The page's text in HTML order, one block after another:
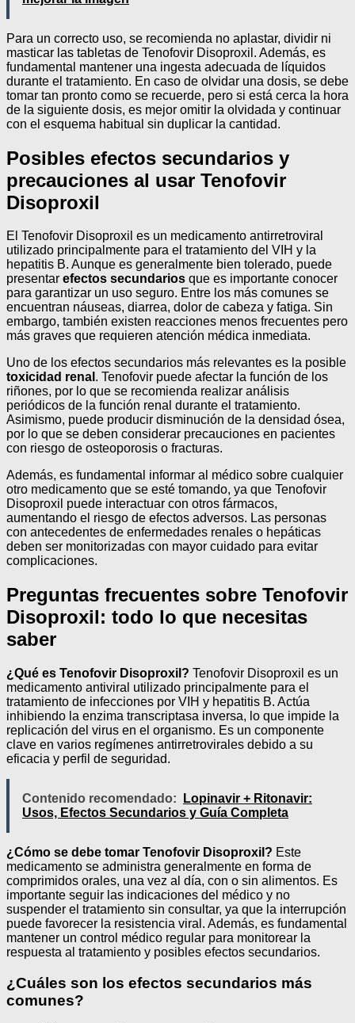
Para un correcto uso, se recomienda no aplastar, dividir ni
masticar las tabletas de Tenofovir Disoproxil. Además, es
fundamental mantener una ingesta adecuada de líquidos
durante el tratamiento. En caso de olvidar una dosis, se debe
tomar tan pronto como se recuerde, pero si está cerca la hora
de la siguiente dosis, es mejor omitir la olvidada y continuar
con el esquema habitual sin duplicar la cantidad.
Posibles efectos secundarios y
precauciones al usar Tenofovir
Disoproxil
El Tenofovir Disoproxil es un medicamento antirretroviral
utilizado principalmente para el tratamiento del VIH y la
hepatitis B. Aunque es generalmente bien tolerado, puede
presentar efectos secundarios que es importante conocer
para garantizar un uso seguro. Entre los más comunes se
encuentran náuseas, diarrea, dolor de cabeza y fatiga. Sin
embargo, también existen reacciones menos frecuentes pero
más graves que requieren atención médica inmediata.
Uno de los efectos secundarios más relevantes es la posible
toxicidad renal . Tenofovir puede afectar la función de los
riñones, por lo que se recomienda realizar análisis
periódicos de la función renal durante el tratamiento.
Asimismo, puede producir disminución de la densidad ósea,
por lo que se deben considerar precauciones en pacientes
con riesgo de osteoporosis o fracturas.
Además, es fundamental informar al médico sobre cualquier
otro medicamento que se esté tomando, ya que Tenofovir
Disoproxil puede interactuar con otros fármacos,
aumentando el riesgo de efectos adversos. Las personas
con antecedentes de enfermedades renales o hepáticas
deben ser monitorizadas con mayor cuidado para evitar
complicaciones.
Preguntas frecuentes sobre Tenofovir
Disoproxil: todo lo que necesitas
saber
¿Qué es Tenofovir Disoproxil? Tenofovir Disoproxil es un
medicamento antiviral utilizado principalmente para el
tratamiento de infecciones por VIH y hepatitis B. Actúa
inhibiendo la enzima transcriptasa inversa, lo que impide la
replicación del virus en el organismo. Es un componente
clave en varios regímenes antirretrovirales debido a su
eficacia y perfil de seguridad.
Contenido recomendado:
Lopinavir + Ritonavir:
Usos, Efectos Secundarios y Guía Completa
¿Cómo se debe tomar Tenofovir Disoproxil? Este
medicamento se administra generalmente en forma de
comprimidos orales, una vez al día, con o sin alimentos. Es
importante seguir las indicaciones del médico y no
suspender el tratamiento sin consultar, ya que la interrupción
puede favorecer la resistencia viral. Además, es fundamental
mantener un control médico regular para monitorear la
respuesta al tratamiento y posibles efectos secundarios.
¿Cuáles son los efectos secundarios más
comunes?